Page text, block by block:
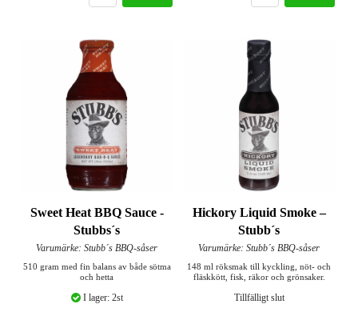
Sweet Heat BBQ Sauce -
Stubbs´s
Varumärke: Stubb´s BBQ-såser
510 gram med fin balans av både sötma
och hetta
I lager: 2st
Hickory Liquid Smoke –
Stubb´s
Varumärke: Stubb´s BBQ-såser
148 ml röksmak till kyckling, nöt- och
fläskkött, fisk, räkor och grönsaker.
Tillfälligt slut